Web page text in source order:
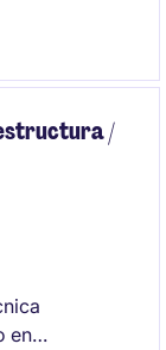
de
para un
/
en